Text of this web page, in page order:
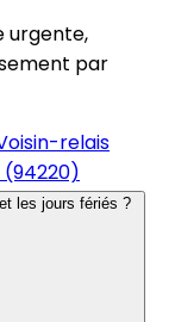
urgente,
par
relais
les jours fériés ?